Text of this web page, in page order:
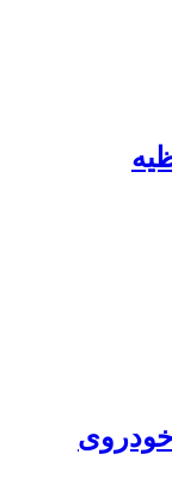
خودروی